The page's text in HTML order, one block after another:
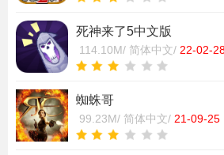
死神来了5中文版
114.10M/ 简体中文/ 22-02-
蜘蛛哥
99.23M/ 简体中文/ 21-09-25